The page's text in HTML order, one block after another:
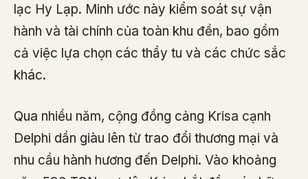
lạc Hy Lạp. Minh ước này kiểm soát sự vận
hành và tài chính của toàn khu đền, bao gồm
cả việc lựa chọn các thầy tu và các chức sắc
khác.
Qua nhiều năm, cộng đồng cảng Krisa cạnh
Delphi dần giàu lên từ trao đổi thương mại và
nhu cầu hành hương đến Delphi. Vào khoảng